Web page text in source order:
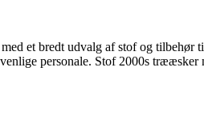
et bredt udvalg af stof og
personale. Stof 2000s